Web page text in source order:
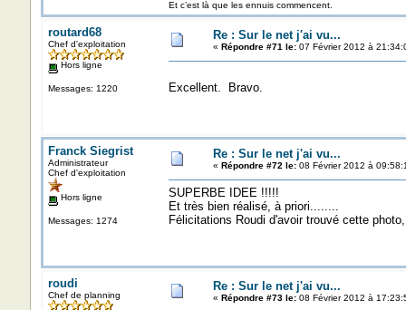
Et c’est là que les ennuis commencent.
routard68
Chef d'exploitation
Hors ligne
Messages: 1220
Re : Sur le net j'ai vu...
« Répondre #71 le:07 Février 2012 à
Excellent. Bravo.
Franck Siegrist
Administrateur
Chef d'exploitation
Hors ligne
Messages: 1274
Re : Sur le net j'ai vu...
« Répondre #72 le:08 Février 2012 à
SUPERBE IDEE !!!!!
Et très bien réalisé, à priori........
Félicitations Roudi d'avoir trouvé cette
roudi
Chef de planning
Re : Sur le net j'ai vu...
« Répondre #73 le:08 Février 2012 à